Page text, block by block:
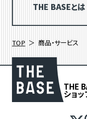
THE BASEとは
TOP 商品・サービス
THE
ショ